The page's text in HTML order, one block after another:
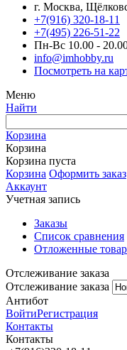
г. Москва,
+7(916) 320-18-11
+7(495) 226-51-22
Пн-Вс 10.00 -
info@imhobby.ru
Посмотреть на
Меню
Найти
Корзина
Корзина
Корзина пуста
Корзина Оформить заказ
Аккаунт
Учетная запись
Заказы
Список сравнения
Отложенные
Отслеживание заказа
Отслеживание заказа
Антибот
ВойтиРегистрация
Контакты
Контакты